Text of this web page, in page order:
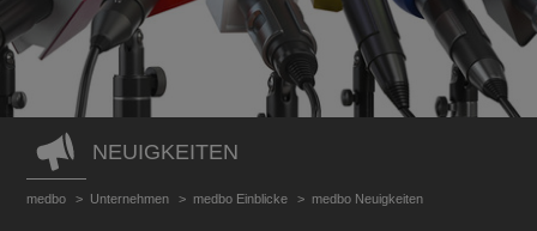
NEUIGKEITEN
medbo Unternehmen medbo Einblicke medbo Neuigkeiten